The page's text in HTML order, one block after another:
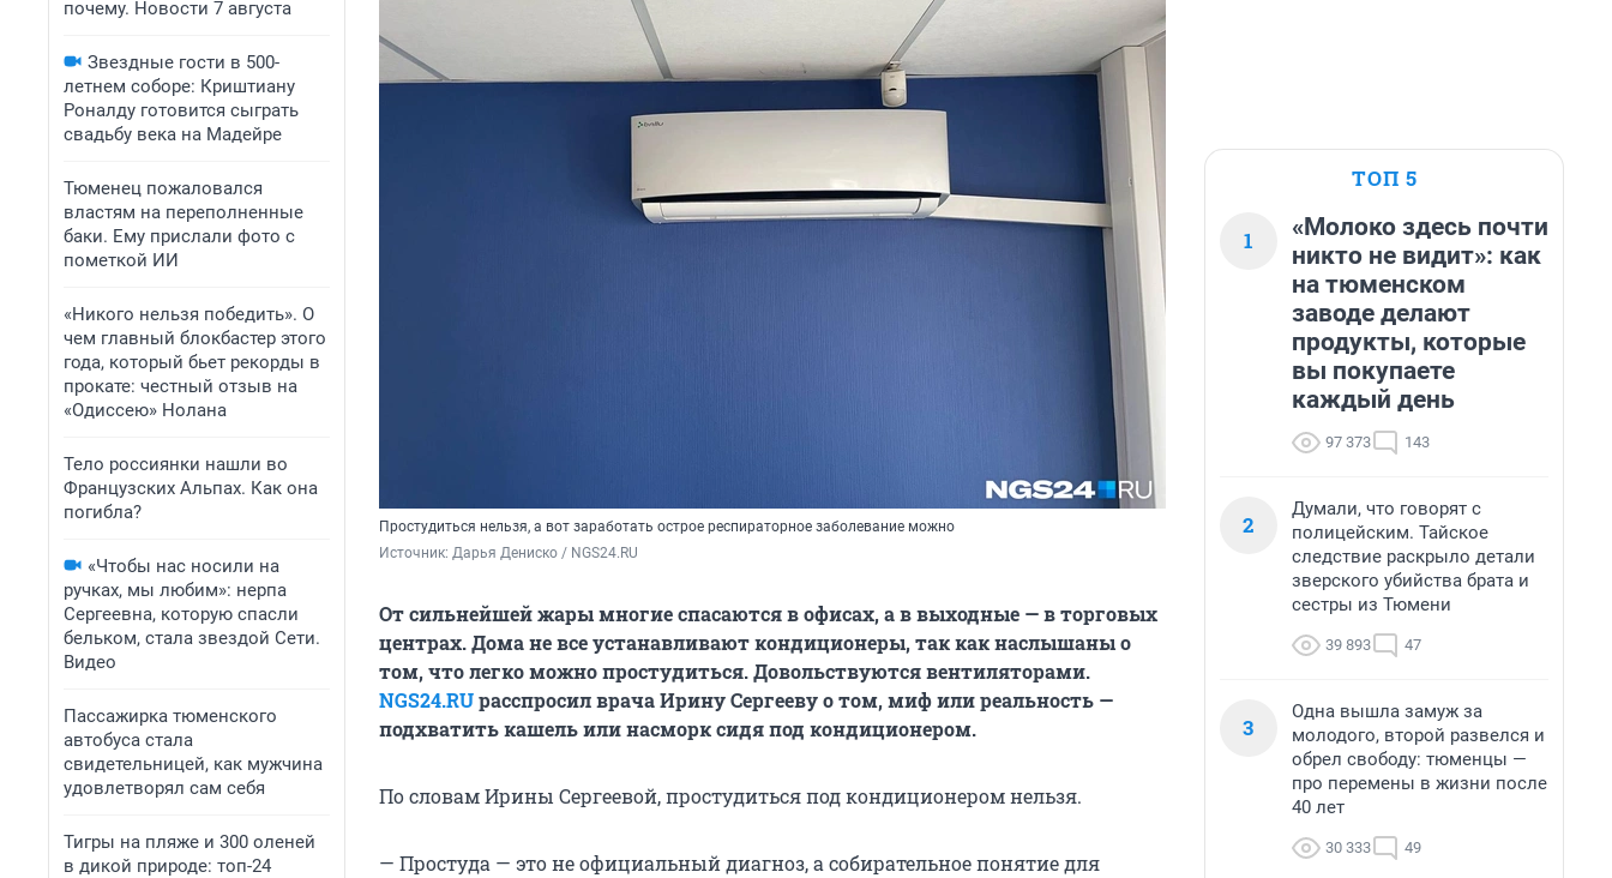
почему. Новости 7 августа
Звездные гости в 500-
летнем соборе: Криштиану
Роналду готовится сыграть
свадьбу века на Мадейре
Тюменец пожаловался
властям на переполненные
баки. Ему прислали фото с
пометкой ИИ
«Никого нельзя победить». О
чем главный блокбастер этого
года, который бьет рекорды в
прокате: честный отзыв на
«Одиссею» Нолана
Тело россиянки нашли во
Французских Альпах. Как она
погибла?
«Чтобы нас носили на
ручках, мы любим»: нерпа
Сергеевна, которую спасли
бельком, стала звездой Сети.
Видео
Пассажирка тюменского
автобуса стала
свидетельницей, как мужчина
удовлетворял сам себя
Тигры на пляже и 300 оленей
в дикой природе: топ-24
Простудиться нельзя, а вот заработать острое респираторное заболевание можно
Источник: Дарья Дениско / NGS24.RU
От сильнейшей жары многие спасаются в офисах, а в выходные — в торговых
центрах. Дома не все устанавливают кондиционеры, так как наслышаны о
том, что легко можно простудиться. Довольствуются вентиляторами.
NGS24.RUрасспросил врача Ирину Сергееву о том, миф или реальность —
подхватить кашель или насморк сидя под кондиционером.
По словам Ирины Сергеевой, простудиться под кондиционером нельзя.
— Простуда — это не официальный диагноз, а собирательное понятие для
ТОП 5
1
«Молоко здесь почти
никто не видит»: как
на тюменском
заводе делают
продукты, которые
вы покупаете
каждый день
97 373 143
2
Думали, что говорят с
полицейским. Тайское
следствие раскрыло детали
зверского убийства брата и
сестры из Тюмени
39 893 47
3
Одна вышла замуж за
молодого, второй развелся и
обрел свободу: тюменцы —
про перемены в жизни после
40 лет
30 333 49